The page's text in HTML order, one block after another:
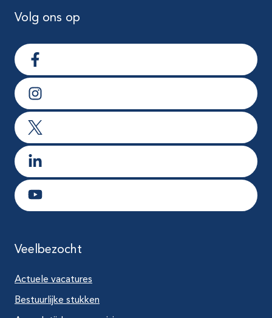
Volg ons op
Ga naar Facebook
Ga naar Instagram
Ga naar X
Ga naar LinkedIn
Ga naar Youtube
Veelbezocht
Actuele vacatures
Bestuurlijke stukken